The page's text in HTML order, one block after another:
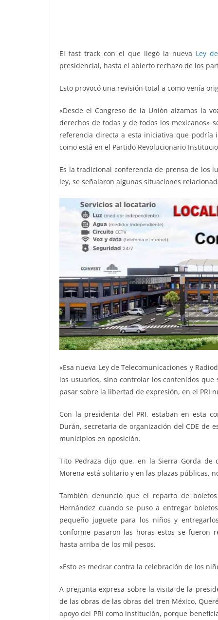
El fast track con el que llegó la nueva Ley
presidencial, hasta el abierto rechazo de los
Esto provocó una revisión total a como venía
«Desde el Congreso de la Unión alzamos la
derechos de todas y de todos los mexicanos»
referencia directa a esta iniciativa que
como está en el Partido Revolucionario
Es la tradicional conferencia de prensa de los
ley, se señalaron algunas situaciones
«Esa nueva Ley de Telecomunicaciones y
los usuarios, sino controlar los contenidos
pasar sobre la libertad de expresión, en el PRI
Con la presidenta del PRI, estaban en esta
Durán, secretaria de organización del CDE de
municipios en oposición.
Tito Pedraza dijo que, en la Sierra Gorda de
Morena está solitario y en las plazas públicas,
También denunció que el reparto de
Hernández cuando se puso a entregar
pequeño juguete para los niños y
conforme pasaron las horas estos se fueron
hasta arriba de los mil pesos.
«Esto es medrar contra la celebración de los
A pregunta expresa sobre la visita de la
de las obras de las obras del tren México,
apoyo del PRI como institución, porque